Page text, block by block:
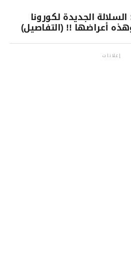
الجديدة لكورونا
أعراضها !! (التفاصيل)
إعلانات